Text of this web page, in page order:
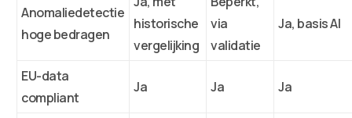
Anomaliedetectie
hoge bedragen
historische
vergelijking
via
validatie
Ja, basis AI
EU-data
compliant
Ja Ja Ja